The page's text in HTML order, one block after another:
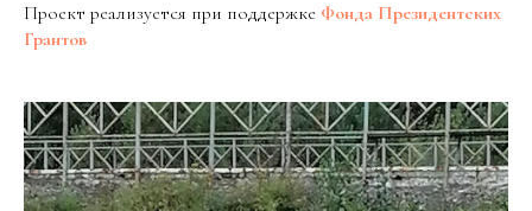
Проект реализуется при поддержке Фонда Президентских
Грантов